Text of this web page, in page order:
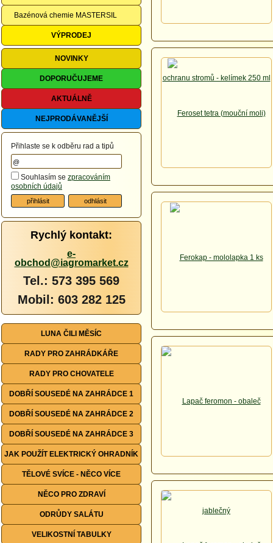
Bazénová chemie MASTERSIL
VÝPRODEJ
NOVINKY
DOPORUČUJEME
AKTUÁLNĚ
NEJPRODÁVANĚJŠÍ
Přihlaste se k odběru rad a tipů
Souhlasím se zpracováním
osobních údajů
Rychlý kontakt:
e-
obchod@iagromarket.cz
Tel.: 573 395 569
Mobil: 603 282 125
LUNA ČILI MĚSÍC
RADY PRO ZAHRÁDKÁŘE
RADY PRO CHOVATELE
DOBŘÍ SOUSEDÉ NA ZAHRÁDCE 1
DOBŘÍ SOUSEDÉ NA ZAHRÁDCE 2
DOBŘÍ SOUSEDÉ NA ZAHRÁDCE 3
JAK POUŽÍT ELEKTRICKÝ OHRADNÍK
TĚLOVÉ SVÍCE - NĚCO VÍCE
NĚCO PRO ZDRAVÍ
ODRŮDY SALÁTU
VELIKOSTNÍ TABULKY